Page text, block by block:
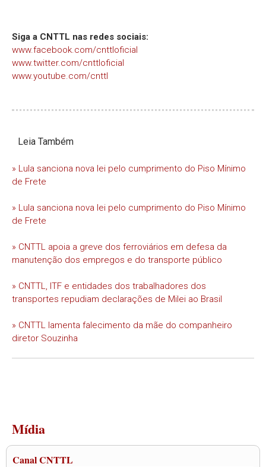
Siga a CNTTL nas redes sociais:
www.facebook.com/cnttloficial
www.twitter.com/cnttloficial
www.youtube.com/cnttl
Leia Também
» Lula sanciona nova lei pelo cumprimento do Piso Mínimo
de Frete
» Lula sanciona nova lei pelo cumprimento do Piso Mínimo
de Frete
» CNTTL apoia a greve dos ferroviários em defesa da
manutenção dos empregos e do transporte público
» CNTTL, ITF e entidades dos trabalhadores dos
transportes repudiam declarações de Milei ao Brasil
» CNTTL lamenta falecimento da mãe do companheiro
diretor Souzinha
Mídia
Canal CNTTL